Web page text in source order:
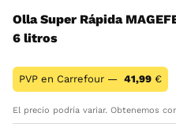
Olla Super Rápida
6 litros
PVP en Carrefour — 41,99 €
El precio podría variar. Obtenemos